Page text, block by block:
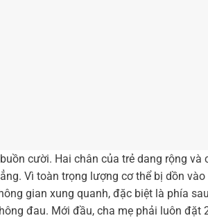
cười. Hai chân của trẻ dang rộng
Vì toàn trọng lượng cơ thể bị dồn
gian xung quanh, đặc biệt là phía
đau. Mới đầu, cha mẹ phải luôn